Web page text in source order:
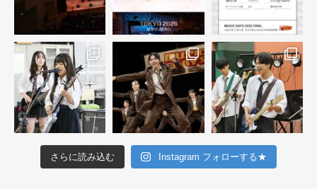
さらに読み込む Instagram フォローする★